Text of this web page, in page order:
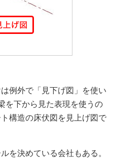
例外で「見下げ図」を使い
を下から見た表現を使うの
構造の床伏図を見上げ図で
を決めている会社もある。